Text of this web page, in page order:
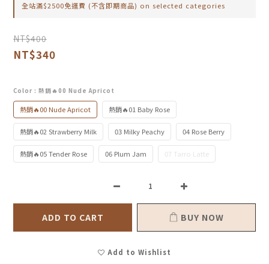
全站滿$2500免運費 (不含即期商品) on selected categories
NT$400
NT$340
Color : 熱銷🔥00 Nude Apricot
熱銷🔥00 Nude Apricot 熱銷🔥01 Baby Rose
熱銷🔥02 Strawberry Milk 03 Milky Peachy 04 Rose Berry
熱銷🔥05 Tender Rose 06 Plum Jam 07 Tarro Latte
ADD TO CART BUY NOW
Add to Wishlist